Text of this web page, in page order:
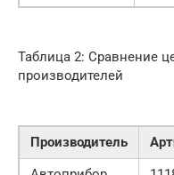
Таблица 2: Сравнение
производителей
Производитель